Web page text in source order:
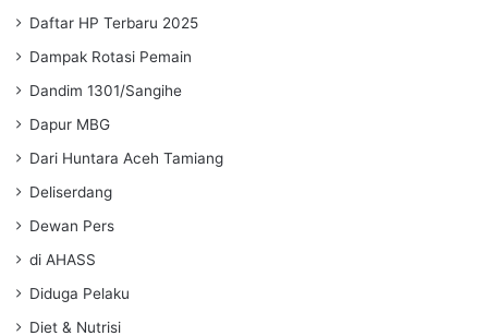
Daftar HP Terbaru 2025
Dampak Rotasi Pemain
Dandim 1301/Sangihe
Dapur MBG
Dari Huntara Aceh Tamiang
Deliserdang
Dewan Pers
di AHASS
Diduga Pelaku
Diet & Nutrisi